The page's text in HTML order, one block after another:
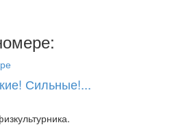
Сильные!...